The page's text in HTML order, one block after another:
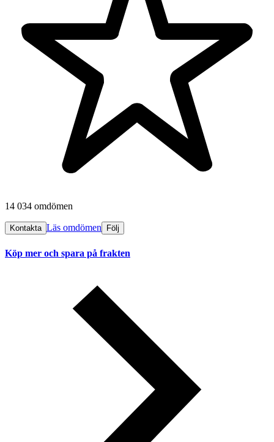
14 034 omdömen
Kontakta Läs omdömen Följ
Köp mer och spara på frakten